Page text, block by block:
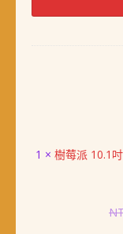
320×480
控1 × 樹莓派 10.1